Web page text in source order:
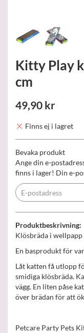
Kitty Play
cm
49,90 kr
Finns ej i lagret
Bevaka produkt
Ange din e-
finns i lager! Din e-
Produktbeskrivning:
Klösbräda i
En basprodukt för
Låt katten få utlopp
smidiga klösbräda.
vägg. En liten påse
över brädan för att
Petcare Party Pets